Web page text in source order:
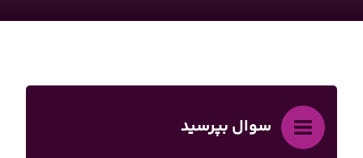
سوال بپرسید